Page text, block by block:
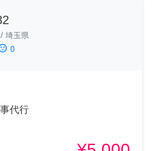
/ 埼玉県
0
代行